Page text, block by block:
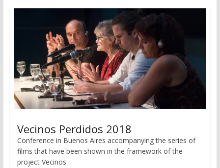
Vecinos Perdidos 2018
Conference in Buenos Aires accompanying the series of
films that have been shown in the framework of the
project Vecinos